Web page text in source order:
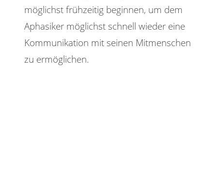
möglichst frühzeitig beginnen, um dem
Aphasiker möglichst schnell wieder eine
Kommunikation mit seinen Mitmenschen
zu ermöglichen.